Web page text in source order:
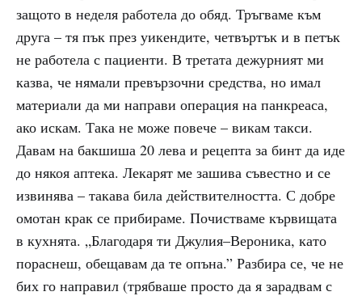
защото в неделя работела до обяд. Тръгваме към
друга – тя пък през уикендите, четвъртък и в петък
не работела с пациенти. В третата дежурният ми
казва, че нямали превързочни средства, но имал
материали да ми направи операция на панкреаса,
ако искам. Така не може повече – викам такси.
Давам на бакшиша 20 лева и рецепта за бинт да иде
до някоя аптека. Лекарят ме зашива съвестно и се
извинява – такава била действителността. С добре
омотан крак се прибираме. Почистваме кървищата
в кухнята. „Благодаря ти Джулия–Вероника, като
пораснеш, обещавам да те опъна.” Разбира се, че не
бих го направил (трябваше просто да я зарадвам с